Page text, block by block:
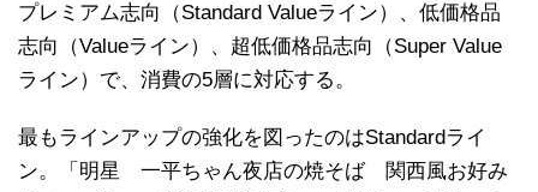
プレミアム志向（Standard Valueライン）、低価格品
志向（Valueライン）、超低価格品志向（Super Value
ライン）で、消費の5層に対応する。
最もラインアップの強化を図ったのはStandardライ
ン。「明星 一平ちゃん夜店の焼そば 関西風お好み